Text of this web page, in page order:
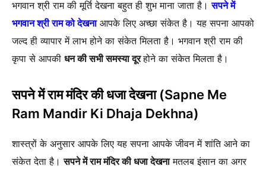
भगवान श्री राम की मूर्ति देखना बहुत ही शुभ माना जाता है।सपने में
भगवान श्री राम को देखनाआपके लिए अच्छा संकेत है। यह सपना आपको
जल्द ही व्यापार में लाभ होने का संकेत मिलता है। भगवान श्री राम की
कृपा से आपकी धन की सभी समस्या दूरहोने का संकेत मिलता है।
सपने में राम मंदिर की धजा देखना (Sapne Me
Ram Mandir Ki Dhaja Dekhna)
शास्त्रों के अनुसार आपके लिए यह सपना आपके जीवन में शांति आने का
संकेत देता है।सपने में राम मंदिर की धजा देखनामतलब इंसान का अगर